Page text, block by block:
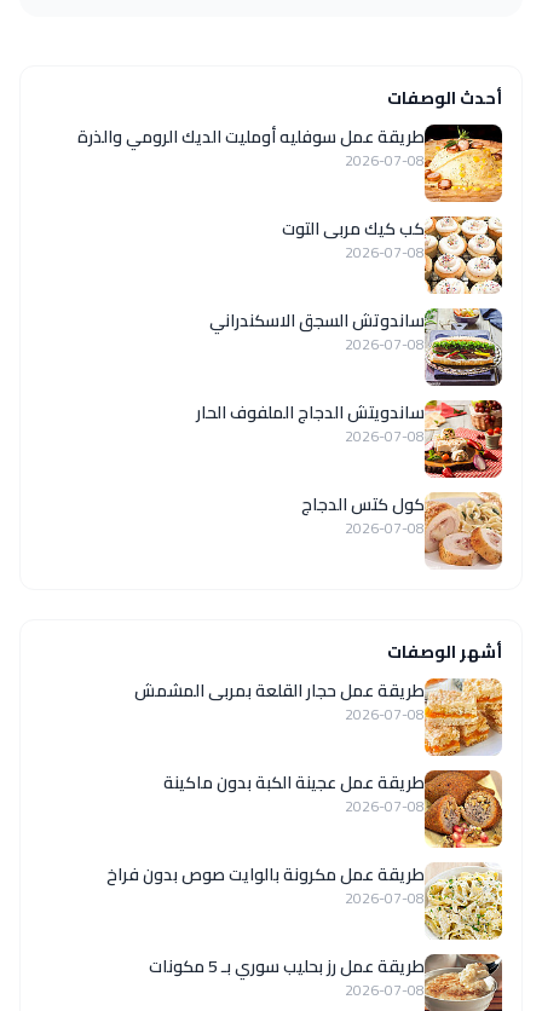
أحدث الوصفات
طريقة عمل سوفليه أومليت الديك الرومي والذرة
2026-07-08
كب كيك مربى التوت
2026-07-08
ساندوتش السجق الاسكندراني
2026-07-08
ساندويتش الدجاج الملفوف الحار
2026-07-08
كول كتس الدجاج
2026-07-08
أشهر الوصفات
طريقة عمل حجار القلعة بمربى المشمش
2026-07-08
طريقة عمل عجينة الكبة بدون ماكينة
2026-07-08
طريقة عمل مكرونة بالوايت صوص بدون فراخ
2026-07-08
طريقة عمل رز بحليب سوري بـ 5 مكونات
2026-07-08